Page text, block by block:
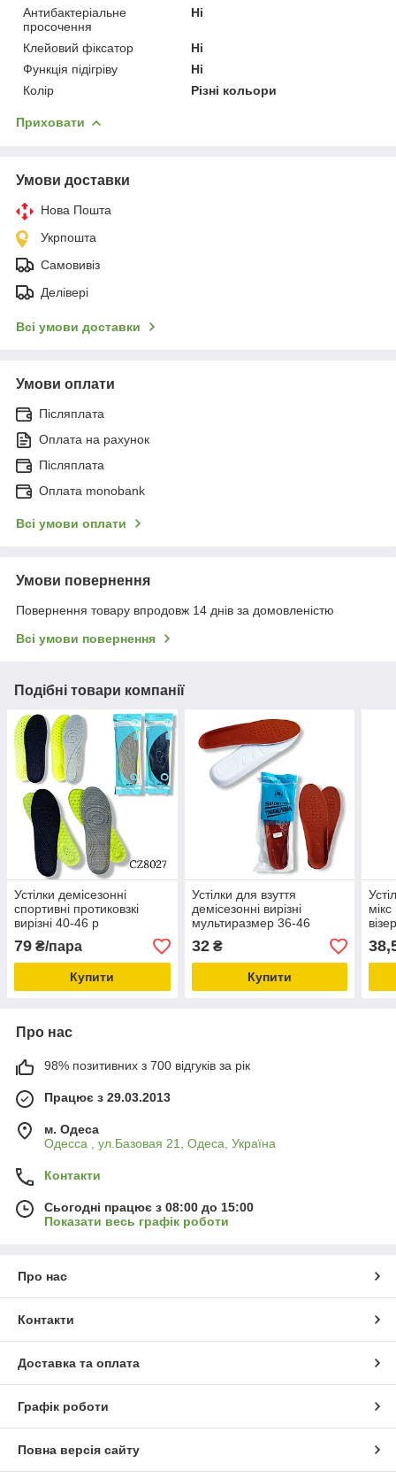
Антибактеріальне
просочення
Ні
Клейовий фіксатор
Ні
Функція підігріву
Ні
Колір
Різні кольори
Приховати
Умови доставки
Нова Пошта
Укрпошта
Самовивіз
Делівері
Всі умови доставки
Умови оплати
Післяплата
Оплата на рахунок
Післяплата
Оплата monobank
Всі умови оплати
Умови повернення
Повернення товару впродовж 14 днів за домовленістю
Всі умови повернення
Подібні товари компанії
Устілки демісезонні
спортивні протиковзкі
вирізні 40-46 р
79 ₴/пара
Купити
Устілки для взуття
демісезонні вирізні
мультиразмер 36-46
коричневі
32₴
Купити
мікс
Про нас
98% позитивних з 700 відгуків за рік
Працює з 29.03.2013
м. Одеса
Одесса , ул.Базовая 21, Одеса, Україна
Контакти
Сьогодні працює з 08:00 до 15:00
Показати весь графік роботи
Про нас
Контакти
Доставка та оплата
Графік роботи
Повна версія сайту